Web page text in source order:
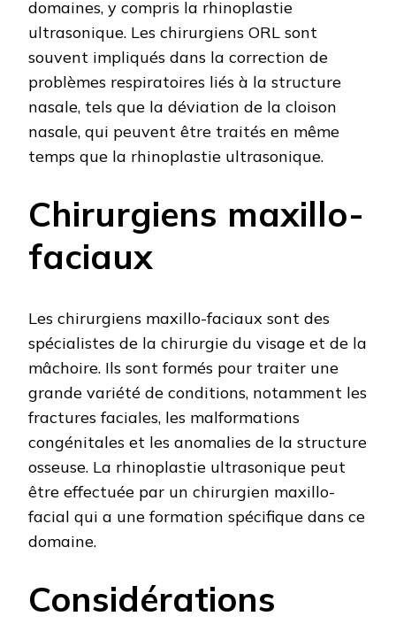
domaines, y compris la rhinoplastie
ultrasonique. Les chirurgiens ORL sont
souvent impliqués dans la correction de
problèmes respiratoires liés à la structure
nasale, tels que la déviation de la cloison
nasale, qui peuvent être traités en même
temps que la rhinoplastie ultrasonique.
Chirurgiens maxillo-
faciaux
Les chirurgiens maxillo-faciaux sont des
spécialistes de la chirurgie du visage et de la
mâchoire. Ils sont formés pour traiter une
grande variété de conditions, notamment les
fractures faciales, les malformations
congénitales et les anomalies de la structure
osseuse. La rhinoplastie ultrasonique peut
être effectuée par un chirurgien maxillo-
facial qui a une formation spécifique dans ce
domaine.
Considérations